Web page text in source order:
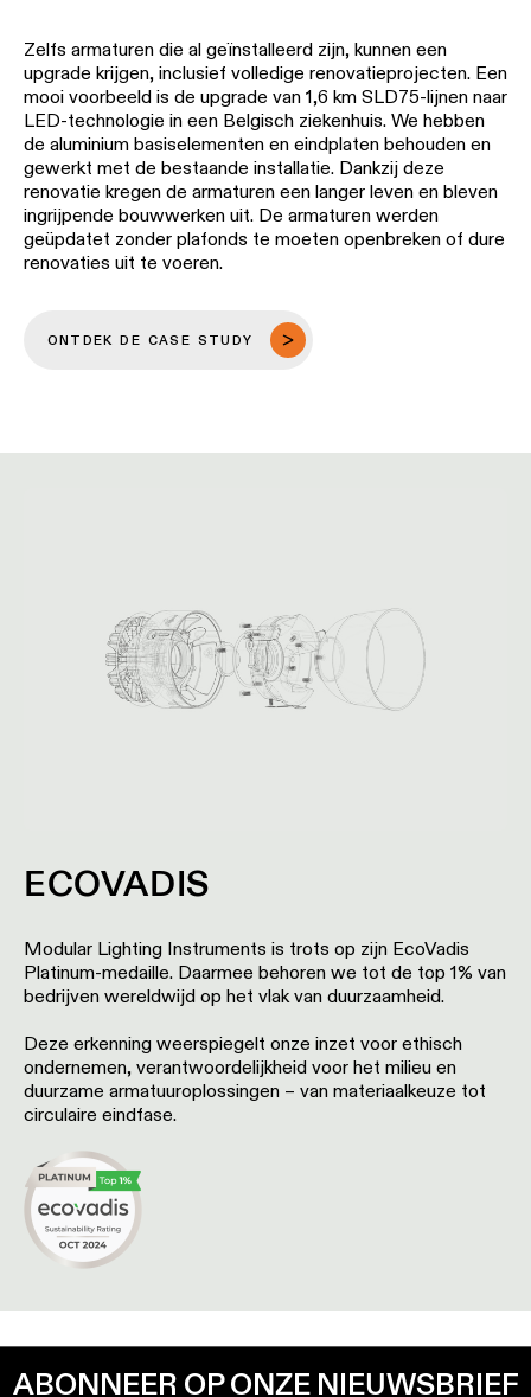
HERSTELLEN EN
UPGRADEN
03 OP LOCATIE
Zelfs armaturen die al geïnstalleerd zijn, kunnen een
upgrade krijgen, inclusief volledige renovatieprojecten. Een
mooi voorbeeld is de upgrade van 1,6 km SLD75-lijnen naar
LED-technologie in een Belgisch ziekenhuis. We hebben
gewerkt met de bestaande installatie. Dankzij deze
renovatie kregen de armaturen een langer leven en bleven
ECOVADIS
Modular Lighting Instruments is trots op zijn EcoVadis
Platinum-medaille. Daarmee behoren we tot de top 1% van
bedrijven wereldwijd op het vlak van duurzaamheid.
Deze erkenning weerspiegelt onze inzet voor ethisch
ondernemen, verantwoordelijkheid voor het milieu en
duurzame armatuuroplossingen – van materiaalkeuze tot
circulaire eindfase.
en levenscyclusgegevens zijn
om te downloaden op onze